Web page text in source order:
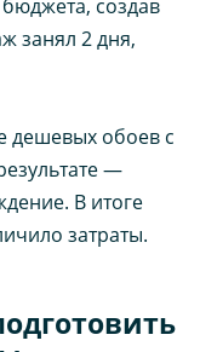
создав
занял 2 дня,
дешевых обоев с
—
В итоге
затраты.